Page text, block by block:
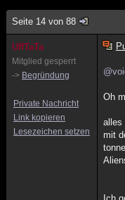
Seite 14 von 88
UffTaTa
Mitglied gesperrt
-> Begründung
Private Nachricht
Link kopieren
Lesezeichen setzen
Oh
alles
mit